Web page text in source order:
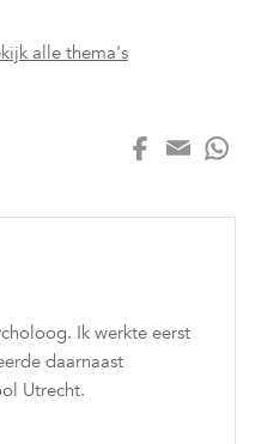
alle thema's
Ik werkte eerst
daarnaast
Utrecht.